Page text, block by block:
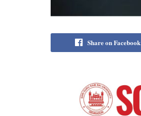
Share on Facebook